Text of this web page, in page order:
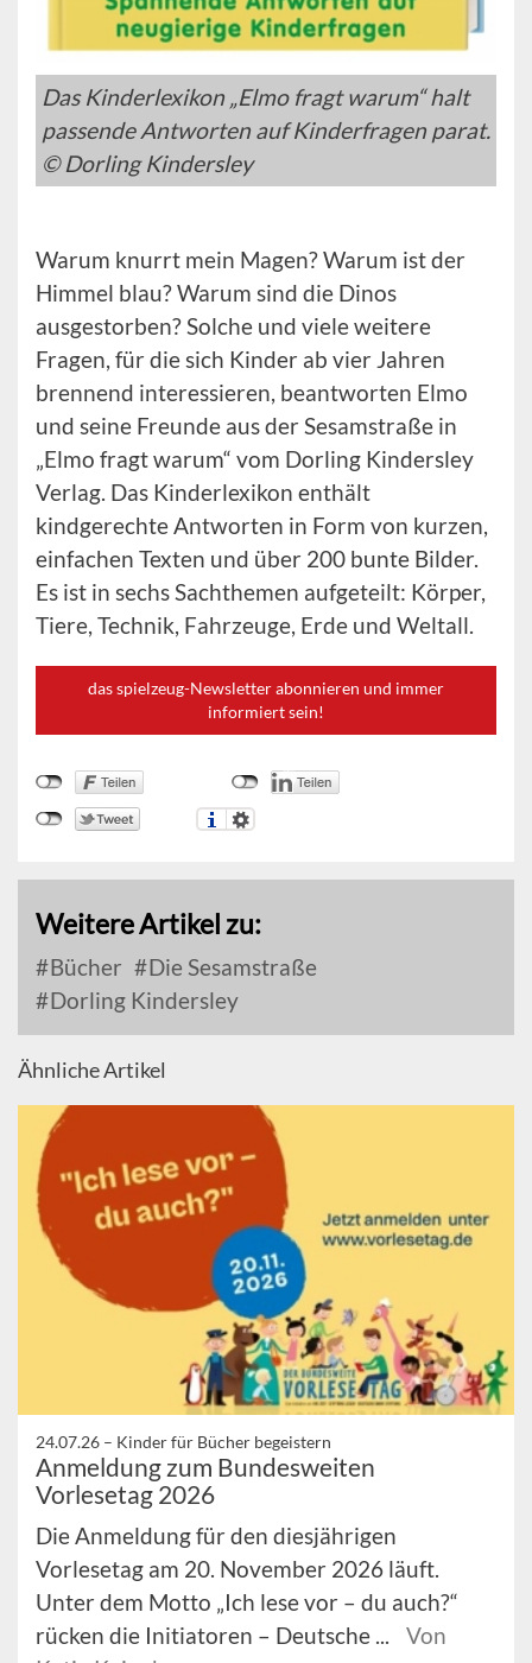
Das Kinderlexikon „Elmo fragt warum“ halt
passende Antworten auf Kinderfragen parat.
© Dorling Kindersley
Warum knurrt mein Magen? Warum ist der
Himmel blau? Warum sind die Dinos
ausgestorben? Solche und viele weitere
Fragen, für die sich Kinder ab vier Jahren
brennend interessieren, beantworten Elmo
und seine Freunde aus der Sesamstraße in
„Elmo fragt warum“ vom Dorling Kindersley
Verlag. Das Kinderlexikon enthält
kindgerechte Antworten in Form von kurzen,
einfachen Texten und über 200 bunte Bilder.
Es ist in sechs Sachthemen aufgeteilt: Körper,
Tiere, Technik, Fahrzeuge, Erde und Weltall.
das spielzeug-Newsletter abonnieren und immer
informiert sein!
Weitere Artikel zu:
Bücher
Die Sesamstraße
Dorling Kindersley
Ähnliche Artikel
24.07.26 – Kinder für Bücher begeistern
Anmeldung zum Bundesweiten
Vorlesetag 2026
Die Anmeldung für den diesjährigen
Vorlesetag am 20. November 2026 läuft.
Unter dem Motto „Ich lese vor – du auch?“
rücken die Initiatoren – Deutsche ...
Von